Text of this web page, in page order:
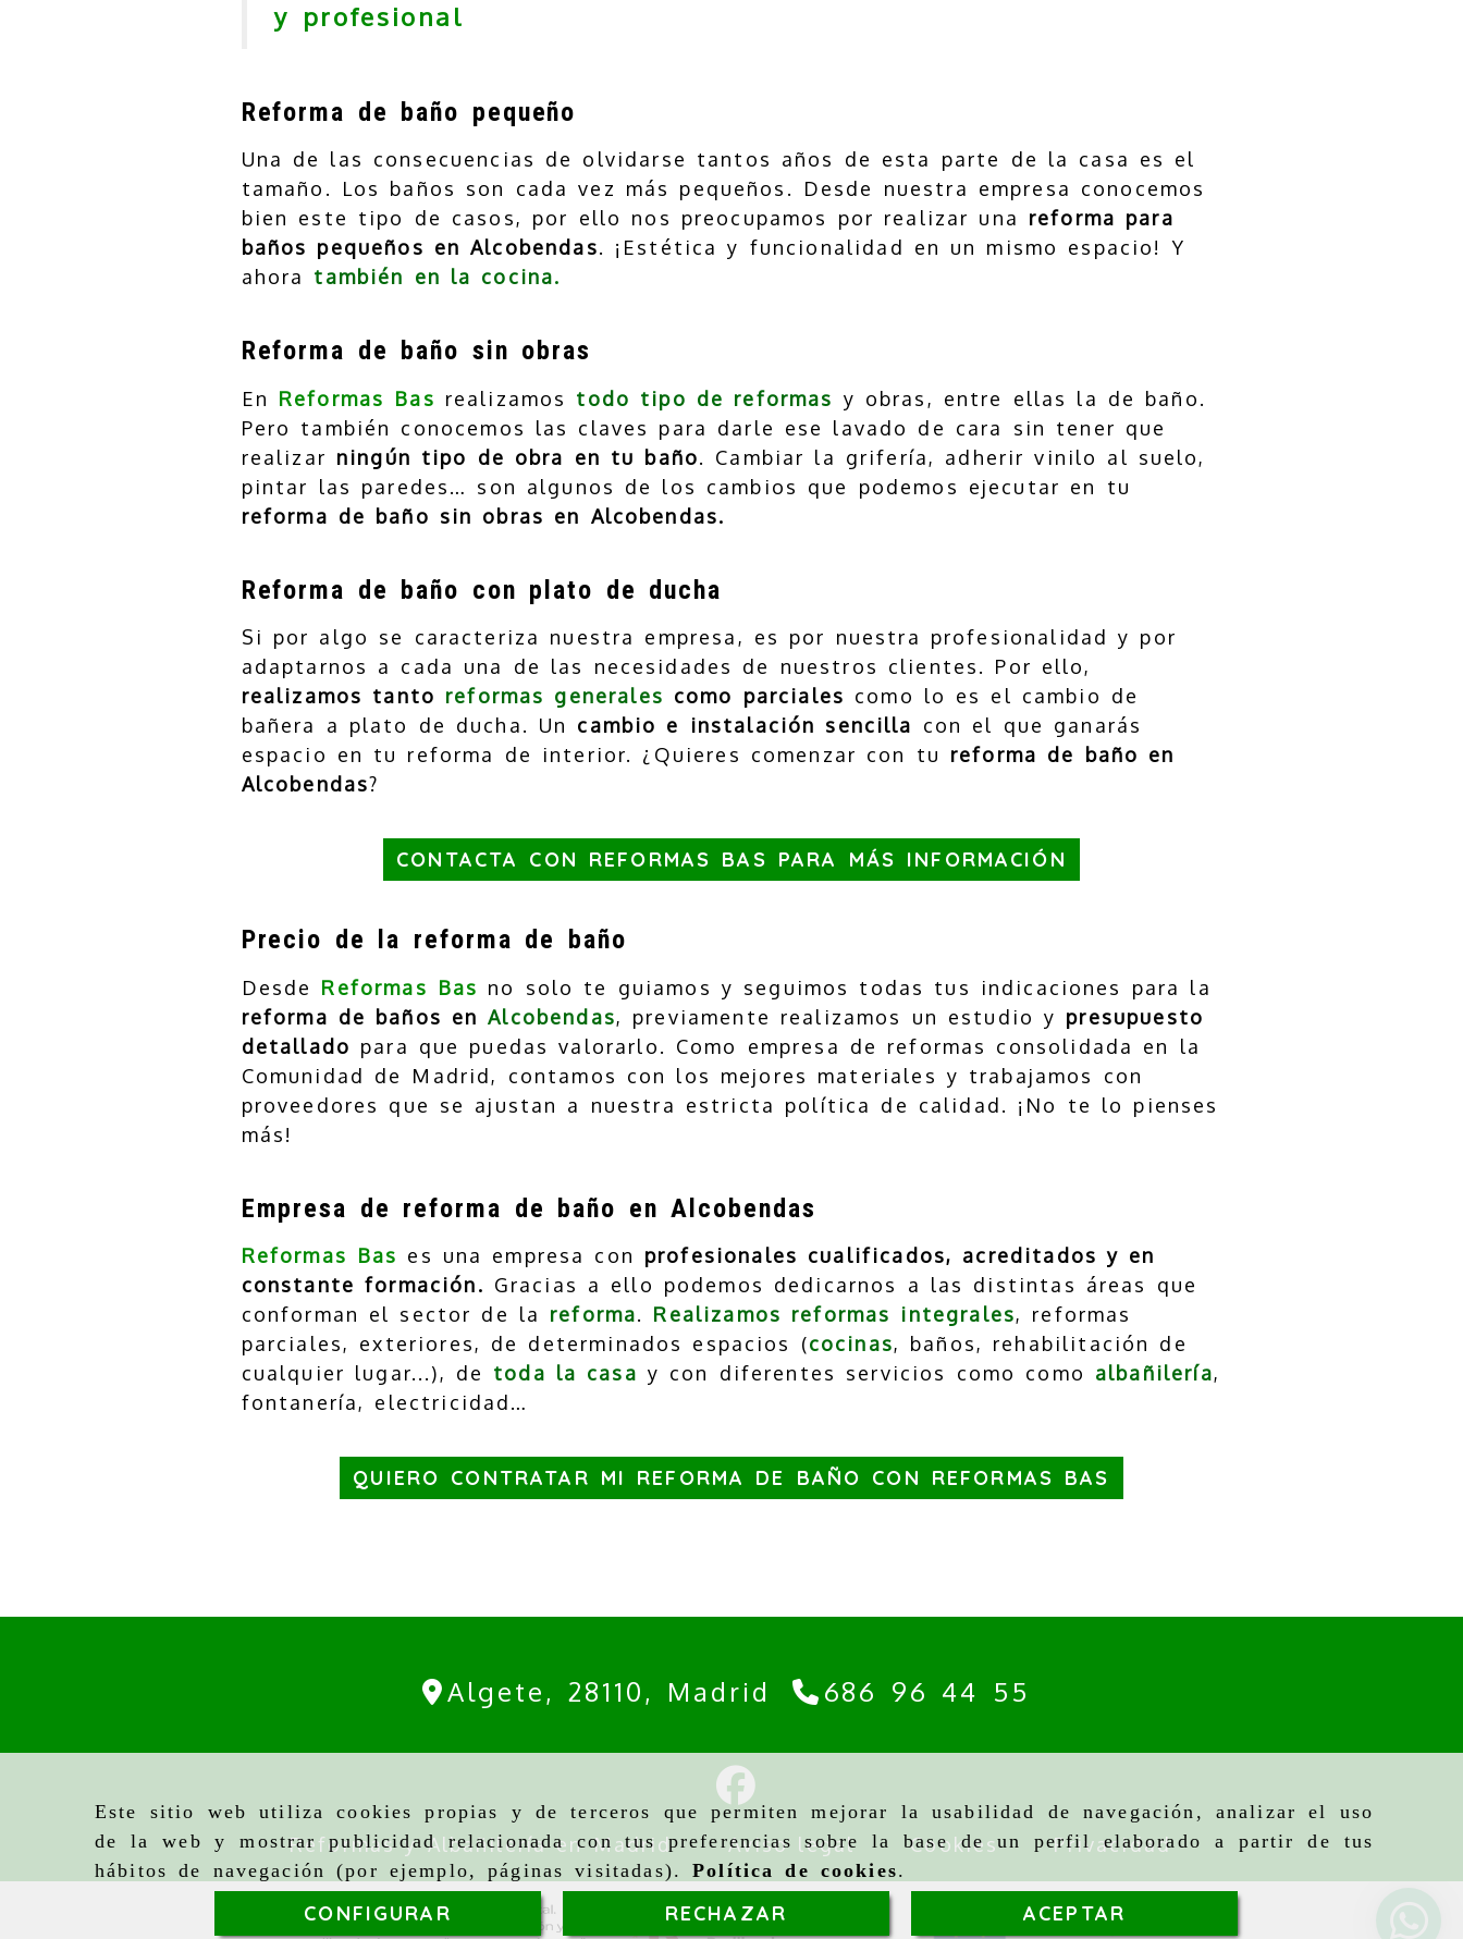
Este sitio web utiliza cookies propias y de terceros que permiten mejorar la usabilidad de navegación, analizar el uso
de la web y mostrar publicidad relacionada con tus preferencias sobre la base de un perfil elaborado a partir de tus
hábitos de navegación (por ejemplo, páginas visitadas).Política de cookies.
CONFIGURAR RECHAZAR ACEPTAR
y profesional
Reforma de baño pequeño
Una de las consecuencias de olvidarse tantos años de esta parte de la casa es el
tamaño. Los baños son cada vez más pequeños. Desde nuestra empresa conocemos
bien este tipo de casos, por ello nos preocupamos por realizar una reforma para
baños pequeños en Alcobendas. ¡Estética y funcionalidad en un mismo espacio! Y
ahora también en la cocina.
Reforma de baño sin obras
En Reformas Bas realizamos todo tipo de reformas y obras, entre ellas la de baño.
Pero también conocemos las claves para darle ese lavado de cara sin tener que
realizar ningún tipo de obra en tu baño. Cambiar la grifería, adherir vinilo al suelo,
pintar las paredes… son algunos de los cambios que podemos ejecutar en tu
reforma de baño sin obras en Alcobendas.
Reforma de baño con plato de ducha
Si por algo se caracteriza nuestra empresa, es por nuestra profesionalidad y por
adaptarnos a cada una de las necesidades de nuestros clientes. Por ello,
realizamos tanto reformas generales como parciales como lo es el cambio de
bañera a plato de ducha. Un cambio e instalación sencilla con el que ganarás
espacio en tu reforma de interior. ¿Quieres comenzar con tu reforma de baño en
Alcobendas?
CONTACTA CON REFORMAS BAS PARA MÁS INFORMACIÓN
Precio de la reforma de baño
Desde Reformas Bas no solo te guiamos y seguimos todas tus indicaciones para la
reforma de baños enAlcobendas, previamente realizamos un estudio y presupuesto
detallado para que puedas valorarlo. Como empresa de reformas consolidada en la
Comunidad de Madrid, contamos con los mejores materiales y trabajamos con
proveedores que se ajustan a nuestra estricta política de calidad. ¡No te lo pienses
más!
Empresa de reforma de baño en Alcobendas
Reformas Bas es una empresa con profesionales cualificados, acreditados y en
constante formación. Gracias a ello podemos dedicarnos a las distintas áreas que
conforman el sector de la reforma. Realizamos reformas integrales, reformas
parciales, exteriores, de determinados espacios (cocinas, baños, rehabilitación de
cualquier lugar...), de toda la casa y con diferentes servicios como como albañilería,
fontanería, electricidad…
QUIERO CONTRATAR MI REFORMA DE BAÑO CON REFORMAS BAS
Algete,28110, Madrid 686 96 44 55
Reformas y Albañilería en Madrid Aviso legal Cookies Privacidad